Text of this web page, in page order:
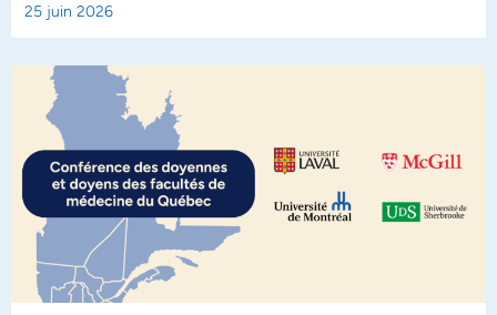
25 juin 2026